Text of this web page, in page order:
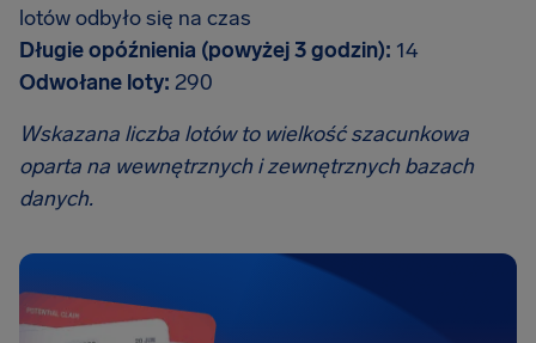
lotów odbyło się na czas
Długie opóźnienia (powyżej 3 godzin): 14
Odwołane loty: 290
Wskazana liczba lotów to wielkość szacunkowa
oparta na wewnętrznych i zewnętrznych bazach
danych.